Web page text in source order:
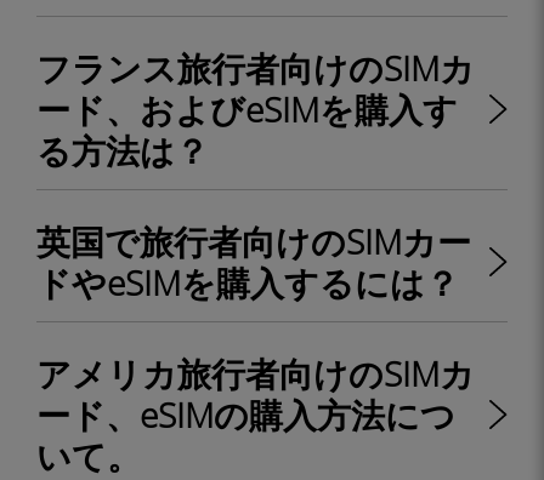
フランス旅行者向けのSIMカ
ード、およびeSIMを購入す
る方法は？
英国で旅行者向けのSIMカー
ドやeSIMを購入するには？
アメリカ旅行者向けのSIMカ
ード、eSIMの購入方法につ
いて。